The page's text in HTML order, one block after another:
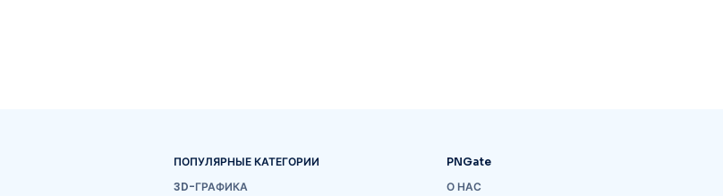
ПОПУЛЯРНЫЕ КАТЕГОРИИ
3D-ГРАФИКА
PNGate
О НАС